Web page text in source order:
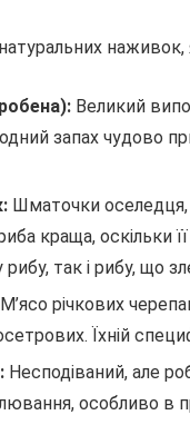
наживок,
Великий
запах чудово
Шматочки оселедця,
краща, оскільки
так і рибу, що
М’ясо річкових
Їхній
Несподіваний, але
особливо в